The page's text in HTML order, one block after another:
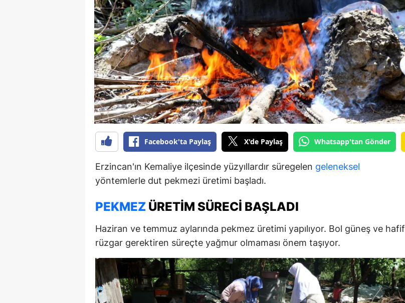
Bilecik
Bingöl
Bitlis
Bolu
Burdur
Bursa
Çanakkale
Çankırı
Çorum
Edirne
Elazığ
Erzincan
Erzurum
Facebook'ta Paylaş X'de Paylaş Whatsapp'tan Gönder
Erzincan'ın Kemaliye ilçesinde yüzyıllardır süregelen geleneksel
yöntemlerle dut pekmezi üretimi başladı.
PEKMEZ ÜRETIM SÜRECI BAŞLADI
Haziran ve temmuz aylarında pekmez üretimi yapılıyor. Bol güneş ve hafif
rüzgar gerektiren süreçte yağmur olmaması önem taşıyor.